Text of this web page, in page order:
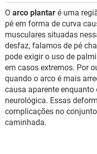
SEXUALIDADE
GLOSSÁRIO
O arco plantar é uma
pé em forma de curva
musculares situadas
desfaz, falamos de pé
pode exigir o uso de
em casos extremos. Por
quando o arco é mais
causa aparente enquanto
neurológica. Essas
complicações no
caminhada.